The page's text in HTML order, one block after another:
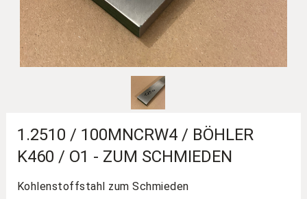
1.2510 / 100MNCRW4 / BÖHLER
K460 / O1 - ZUM SCHMIEDEN
Kohlenstoffstahl zum Schmieden